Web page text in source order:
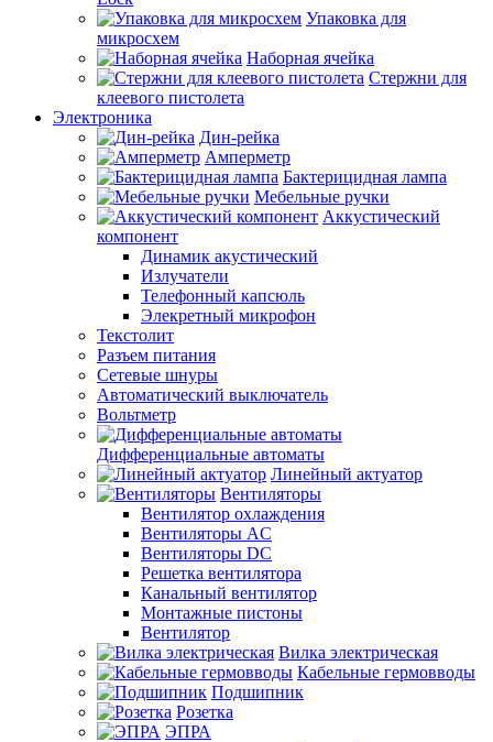
Упаковка для
микросхем
Наборная ячейка
Стержни для
клеевого пистолета
Электроника
Дин-рейка
Амперметр
Бактерицидная лампа
Мебельные ручки
Аккустический
компонент
Динамик акустический
Излучатели
Телефонный капсюль
Элекретный микрофон
Текстолит
Разъем питания
Сетевые шнуры
Автоматический выключатель
Вольтметр
Дифференциальные автоматы
Линейный актуатор
Вентиляторы
Вентилятор охлаждения
Вентиляторы AC
Вентиляторы DC
Решетка вентилятора
Канальный вентилятор
Монтажные пистоны
Вентилятор
Вилка электрическая
Кабельные гермовводы
Подшипник
Розетка
ЭПРА